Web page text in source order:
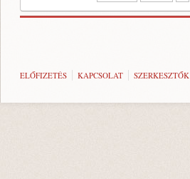
ELŐFIZETÉS KAPCSOLAT SZERKESZTŐK